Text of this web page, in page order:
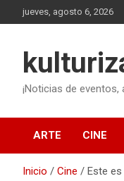
Saltar
al
jueves, agosto 6, 2026
¡Noticias de
ARTE CINE
Inicio Cine Este es